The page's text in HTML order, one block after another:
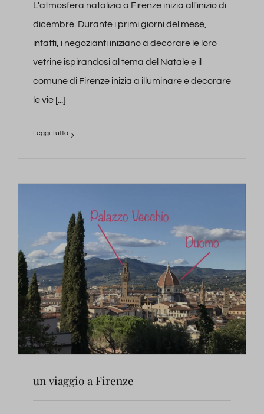
L'atmosfera natalizia a Firenze inizia all'inizio di
dicembre. Durante i primi giorni del mese,
infatti, i negozianti iniziano a decorare le loro
vetrine ispirandosi al tema del Natale e il
comune di Firenze inizia a illuminare e decorare
le vie [...]
un viaggio a Firenze